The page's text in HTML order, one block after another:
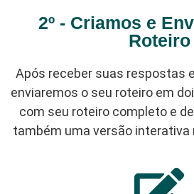
2º - Criamos e
Roteiro
Após receber suas respostas
enviaremos o seu roteiro em
com seu roteiro completo e
também uma versão interativa